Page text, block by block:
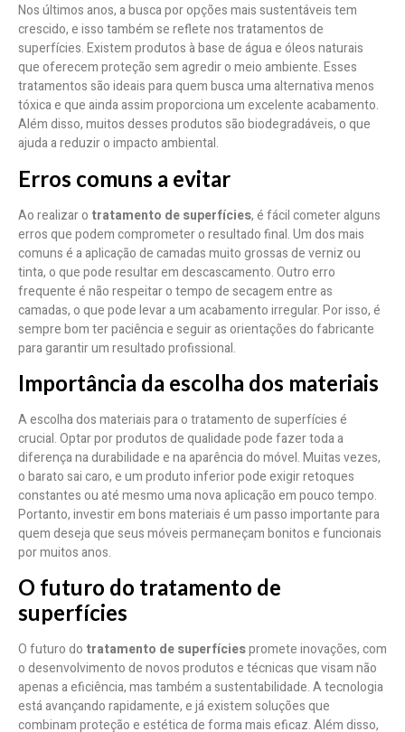
Nos últimos anos, a busca por opções mais sustentáveis tem
crescido, e isso também se reflete nos tratamentos de
superfícies. Existem produtos à base de água e óleos naturais
que oferecem proteção sem agredir o meio ambiente. Esses
tratamentos são ideais para quem busca uma alternativa menos
tóxica e que ainda assim proporciona um excelente acabamento.
Além disso, muitos desses produtos são biodegradáveis, o que
ajuda a reduzir o impacto ambiental.
Erros comuns a evitar
Ao realizar o tratamento de superfícies, é fácil cometer alguns
erros que podem comprometer o resultado final. Um dos mais
comuns é a aplicação de camadas muito grossas de verniz ou
tinta, o que pode resultar em descascamento. Outro erro
frequente é não respeitar o tempo de secagem entre as
camadas, o que pode levar a um acabamento irregular. Por isso, é
sempre bom ter paciência e seguir as orientações do fabricante
para garantir um resultado profissional.
Importância da escolha dos materiais
A escolha dos materiais para o tratamento de superfícies é
crucial. Optar por produtos de qualidade pode fazer toda a
diferença na durabilidade e na aparência do móvel. Muitas vezes,
o barato sai caro, e um produto inferior pode exigir retoques
constantes ou até mesmo uma nova aplicação em pouco tempo.
Portanto, investir em bons materiais é um passo importante para
quem deseja que seus móveis permaneçam bonitos e funcionais
por muitos anos.
O futuro do tratamento de
superfícies
O futuro do tratamento de superfíciespromete inovações, com
o desenvolvimento de novos produtos e técnicas que visam não
apenas a eficiência, mas também a sustentabilidade. A tecnologia
está avançando rapidamente, e já existem soluções que
combinam proteção e estética de forma mais eficaz. Além disso,